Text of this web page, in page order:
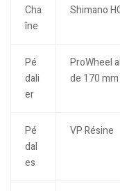
Cha
îne
Shimano
Pé
dali
er
ProWheel
de 170 mm
Pé
dal
es
VP Résine